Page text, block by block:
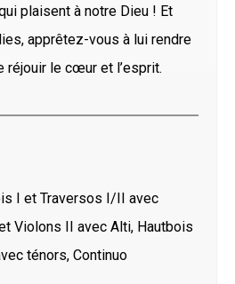
plaisent à notre Dieu ! Et
apprêtez-vous à lui rendre
réjouir le cœur et l’esprit.
I et Traversos I/II avec
Violons II avec Alti, Hautbois
ténors, Continuo